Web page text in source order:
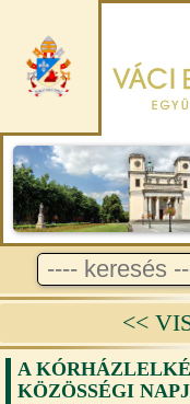
<<
A
KÖZÖSSÉGI